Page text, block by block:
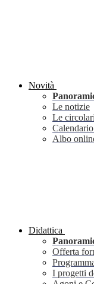
Novità
Le notizie
Le circolari
Albo
Didattica
Offerta
I progetti